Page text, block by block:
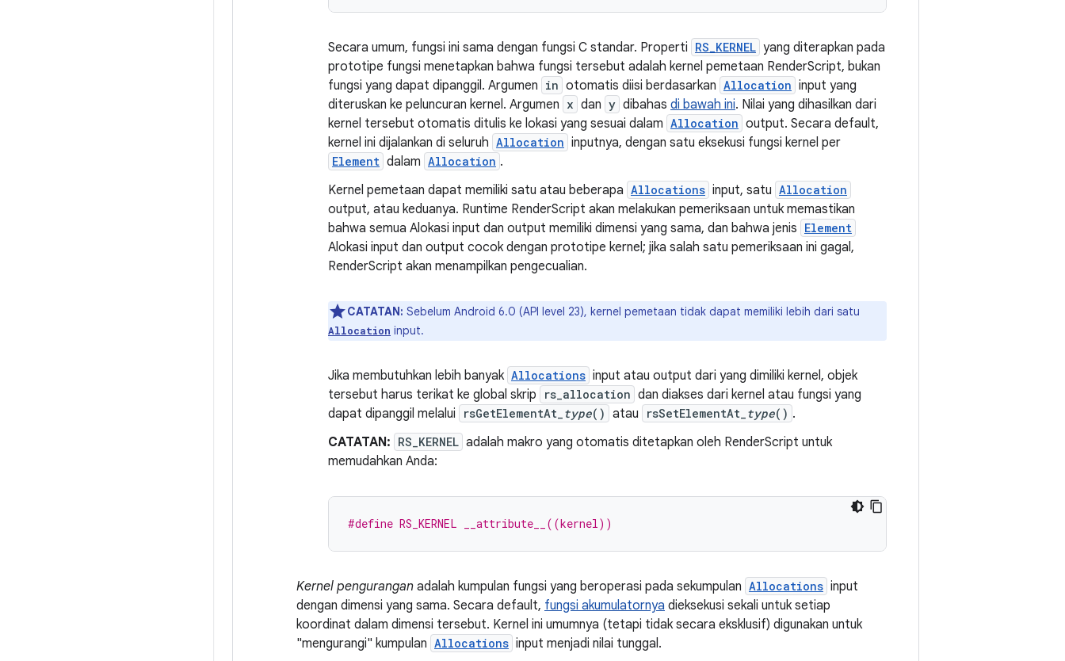
Secara umum, fungsi ini sama dengan fungsi C standar. Properti RS_KERNEL yang diterapkan pada
prototipe fungsi menetapkan bahwa fungsi tersebut adalah kernel pemetaan RenderScript, bukan
fungsi yang dapat dipanggil. Argumen in otomatis diisi berdasarkan Allocation input yang
diteruskan ke peluncuran kernel. Argumen x dan y dibahas di bawah ini. Nilai yang dihasilkan dari
kernel tersebut otomatis ditulis ke lokasi yang sesuai dalam Allocation output. Secara default,
kernel ini dijalankan di seluruh Allocation inputnya, dengan satu eksekusi fungsi kernel per
Element dalam Allocation .
Kernel pemetaan dapat memiliki satu atau beberapa Allocations input, satu Allocation
output, atau keduanya. Runtime RenderScript akan melakukan pemeriksaan untuk memastikan
bahwa semua Alokasi input dan output memiliki dimensi yang sama, dan bahwa jenis Element
Alokasi input dan output cocok dengan prototipe kernel; jika salah satu pemeriksaan ini gagal,
RenderScript akan menampilkan pengecualian.
CATATAN: Sebelum Android 6.0 (API level 23), kernel pemetaan tidak dapat memiliki lebih dari satu
Allocation input.
Jika membutuhkan lebih banyak Allocations input atau output dari yang dimiliki kernel, objek
tersebut harus terikat ke global skrip
rs_allocation dan diakses dari kernel atau fungsi yang
dapat dipanggil melalui
rsGetElementAt_ type() atau rsSetElementAt_ type() .
CATATAN: RS_KERNEL adalah makro yang otomatis ditetapkan oleh RenderScript untuk
memudahkan Anda:
#define RS_KERNEL __attribute__((kernel))
Kernel pengurangan adalah kumpulan fungsi yang beroperasi pada sekumpulan Allocations input
dengan dimensi yang sama. Secara default, fungsi akumulatornya dieksekusi sekali untuk setiap
koordinat dalam dimensi tersebut. Kernel ini umumnya (tetapi tidak secara eksklusif) digunakan untuk
"mengurangi" kumpulan Allocations input menjadi nilai tunggal.